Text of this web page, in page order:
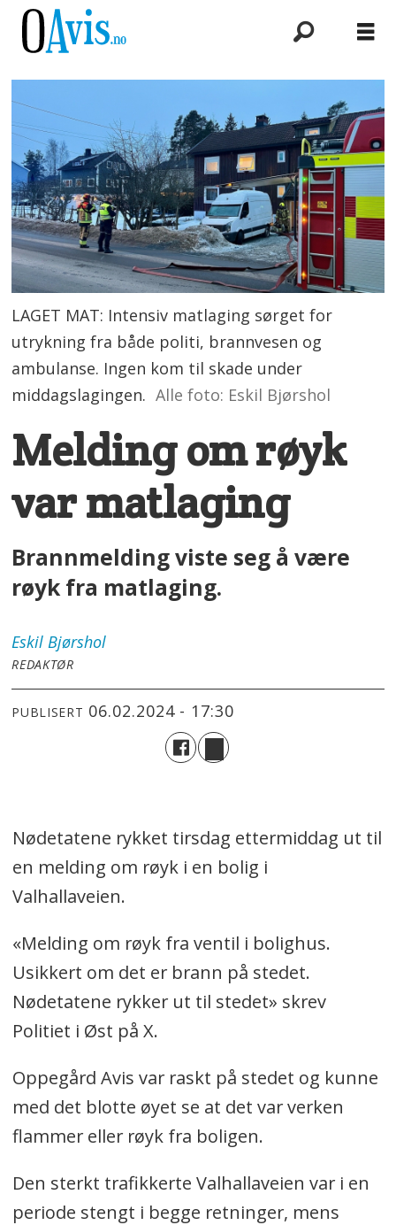
LAGET MAT: Intensiv matlaging sørget for
utrykning fra både politi, brannvesen og
ambulanse. Ingen kom til skade under
middagslagingen. Alle foto: Eskil Bjørshol
Melding om røyk
var matlaging
Brannmelding viste seg å være
røyk fra matlaging.
Eskil Bjørshol
REDAKTØR
PUBLISERT 06.02.2024 - 17:30
Nødetatene rykket tirsdag ettermiddag ut til
en melding om røyk i en bolig i
Valhallaveien.
«Melding om røyk fra ventil i bolighus.
Usikkert om det er brann på stedet.
Nødetatene rykker ut til stedet» skrev
Politiet i Øst på X.
Oppegård Avis var raskt på stedet og kunne
med det blotte øyet se at det var verken
flammer eller røyk fra boligen.
Den sterkt trafikkerte Valhallaveien var i en
periode stengt i begge retninger, mens